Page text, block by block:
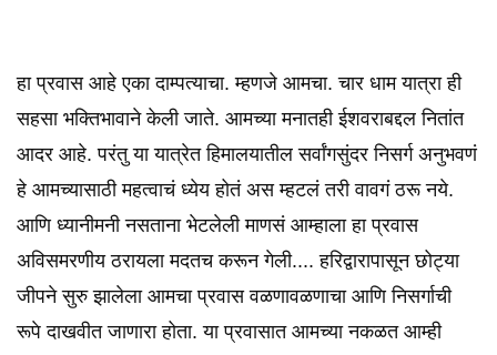
हा प्रवास आहे एका दाम्पत्याचा. म्हणजे आमचा. चार धाम यात्रा ही
सहसा भक्तिभावाने केली जाते. आमच्या मनातही ईशवराबद्दल नितांत
आदर आहे. परंतु या यात्रेत हिमालयातील सर्वांगसुंदर निसर्ग अनुभवणं
हे आमच्यासाठी महत्वाचं ध्येय होतं अस म्हटलं तरी वावगं ठरू नये.
आणि ध्यानीमनी नसताना भेटलेली माणसं आम्हाला हा प्रवास
अविसमरणीय ठरायला मदतच करून गेली.... हरिद्वारापासून छोट्या
जीपने सुरु झालेला आमचा प्रवास वळणावळणाचा आणि निसर्गाची
रूपे दाखवीत जाणारा होता. या प्रवासात आमच्या नकळत आम्ही